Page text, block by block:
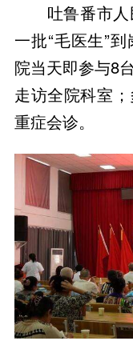
吐鲁番市
一批“毛医生”
院当天即参与8
走访全院科室
重症会诊。